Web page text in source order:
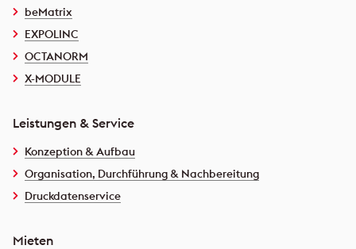
beMatrix
EXPOLINC
OCTANORM
X-MODULE
Leistungen & Service
Konzeption & Aufbau
Organisation, Durchführung & Nachbereitung
Druckdatenservice
Mieten